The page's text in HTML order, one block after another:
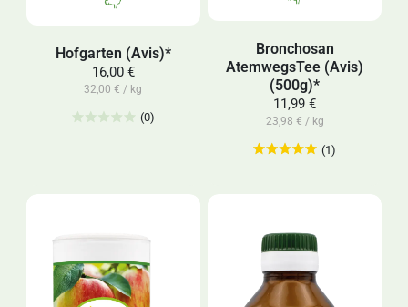
Hofgarten (Avis)*
16,00 €
32,00 € / kg
(0)
Bronchosan
AtemwegsTee (Avis)
(500g)*
11,99 €
23,98 € / kg
(1)